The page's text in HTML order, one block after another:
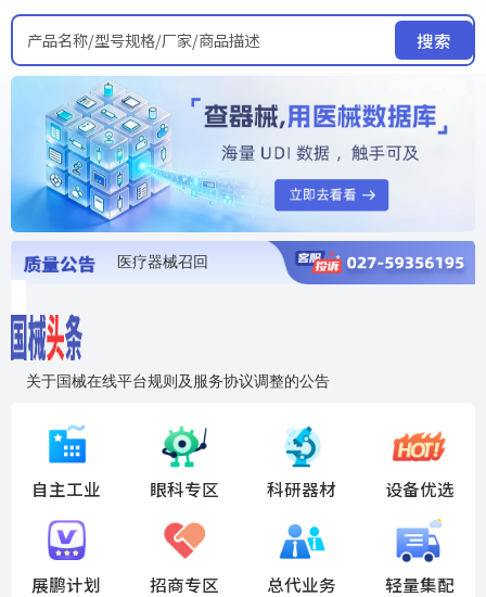
产品名称/型号规格/厂家/商品描述 搜索
医疗器械召回
关于国械在线平台规则及服务协议调整的公告
国药创研AED开启全国招商
自主工业 眼科专区 科研器材 设备优选
展鹏计划 招商专区 总代业务 轻量集配